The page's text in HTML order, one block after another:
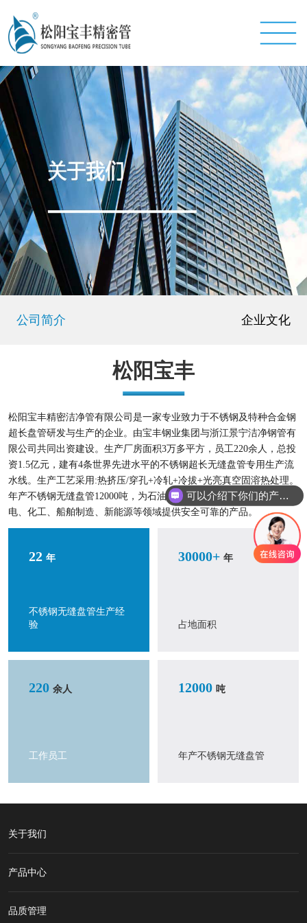
公司简介 企业文化
松阳宝丰
松阳宝丰精密洁净管有限公司是一家专业致力于不锈钢及特种合金钢
超长盘管研发与生产的企业。由宝丰钢业集团与浙江景宁洁净钢管有
限公司共同出资建设。生产厂房面积3万多平方，员工220余人，总投
资1.5亿元，建有4条世界先进水平的不锈钢超长无缝盘管专用生产流
水线。生产工艺采用:热挤压/穿孔+冷轧+冷拔+光亮真空固溶热处理。
年产不锈钢无缝盘管12000吨，为石油、天然气、电力、半导体、核
电、化工、船舶制造、新能源等领域提供安全可靠的产品。
22 年
不锈钢无缝盘管生产经
验
30000+ 年
占地面积
220 余人
工作员工
12000 吨
年产不锈钢无缝盘管
关于我们
产品中心
品质管理
可以介绍下你们的产品么